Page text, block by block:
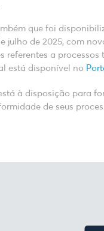
que foi
julho de 2025, com
referentes a
está disponível no
à disposição para
de seus